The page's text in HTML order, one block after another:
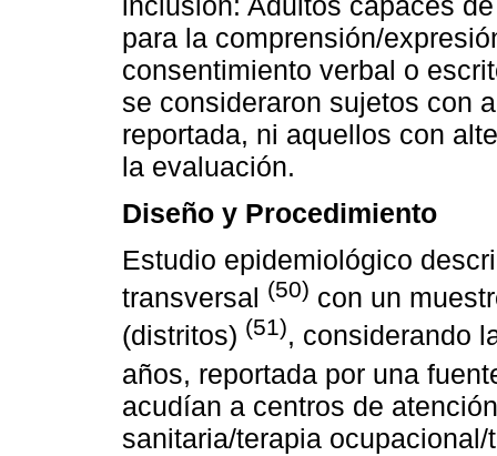
para la comprensión/
consentimiento verbal o
se consideraron sujetos con
reportada, ni aquellos con
la evaluación.
Diseño y Procedimiento
Estudio epidemiológico
transversal (50) con un
(distritos) (51), considerando
años, reportada por una
acudían a centros de
sanitaria/terapia